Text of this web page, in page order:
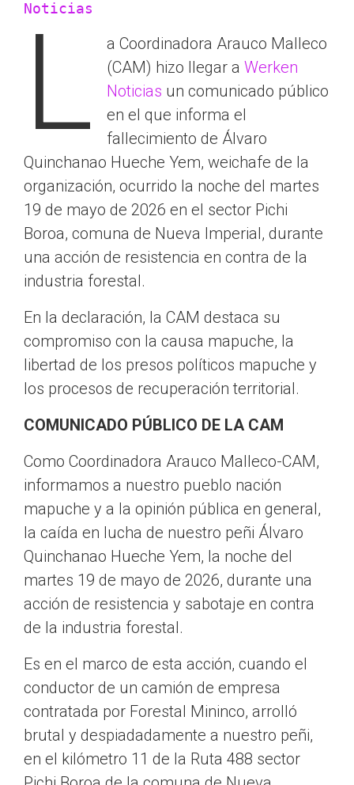
Noticias
L
a Coordinadora Arauco Malleco
(CAM) hizo llegar a Werken
Noticias un comunicado público
en el que informa el
fallecimiento de Álvaro
Quinchanao Hueche Yem, weichafe de la
organización, ocurrido la noche del martes
19 de mayo de 2026 en el sector Pichi
Boroa, comuna de Nueva Imperial, durante
una acción de resistencia en contra de la
industria forestal.
En la declaración, la CAM destaca su
compromiso con la causa mapuche, la
libertad de los presos políticos mapuche y
los procesos de recuperación territorial.
COMUNICADO PÚBLICO DE LA CAM
Como Coordinadora Arauco Malleco-CAM,
informamos a nuestro pueblo nación
mapuche y a la opinión pública en general,
la caída en lucha de nuestro peñi Álvaro
Quinchanao Hueche Yem, la noche del
martes 19 de mayo de 2026, durante una
acción de resistencia y sabotaje en contra
de la industria forestal.
Es en el marco de esta acción, cuando el
conductor de un camión de empresa
contratada por Forestal Mininco, arrolló
brutal y despiadadamente a nuestro peñi,
en el kilómetro 11 de la Ruta 488 sector